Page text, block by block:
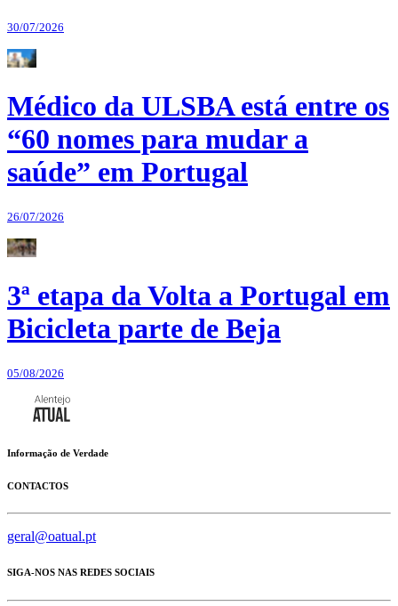
30/07/2026
Médico da ULSBA está entre os
“60 nomes para mudar a
saúde” em Portugal
26/07/2026
3ª etapa da Volta a Portugal em
Bicicleta parte de Beja
05/08/2026
Informação de Verdade
CONTACTOS
geral@oatual.pt
SIGA-NOS NAS REDES SOCIAIS